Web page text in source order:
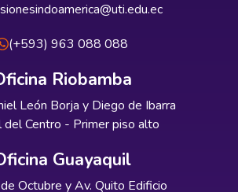
(+593) 963 088 088
Riobamba
León Borja y Diego de Ibarra
del Centro - Primer piso alto
Guayaquil
Octubre y Av. Quito Edificio